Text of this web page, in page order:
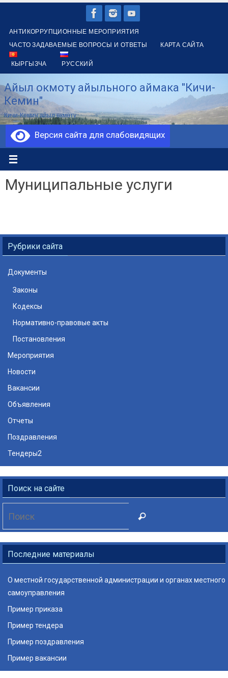
содержимому
АНТИКОРРУПЦИОННЫЕ МЕРОПРИЯТИЯ
ЧАСТО ЗАДАВАЕМЫЕ ВОПРОСЫ И ОТВЕТЫ
КАРТА САЙТА
КЫРГЫЗЧА РУССКИЙ
Айыл окмоту айыльного аймака "Кичи-
Кемин"
Кичи-Кемин айыл өкмөтү
Версия сайта для слабовидящих
Муниципальные услуги
Рубрики сайта
Документы
Законы
Кодексы
Нормативно-правовые акты
Постановления
Мероприятия
Новости
Вакансии
Объявления
Отчеты
Поздравления
Тендеры2
Поиск на сайте
Поиск
Последние материалы
О местной государственной администрации и органах местного
самоуправления
Пример приказа
Пример тендера
Пример поздравления
Пример вакансии